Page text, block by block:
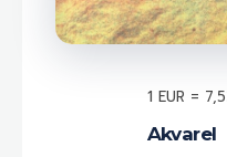
Akvarel
1 EUR =